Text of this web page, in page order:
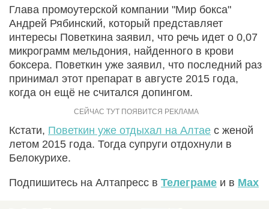
Глава промоутерской компании "Мир бокса"
Андрей Рябинский, который представляет
интересы Поветкина заявил, что речь идет о 0,07
микрограмм мельдония, найденного в крови
боксера. Поветкин уже заявил, что последний раз
принимал этот препарат в августе 2015 года,
когда он ещё не считался допингом.
Кстати, Поветкин уже отдыхал на Алтае с женой
летом 2015 года. Тогда супруги отдохнули в
Белокурихе.
Подпишитесь на Алтапресс в Телеграме и в Max